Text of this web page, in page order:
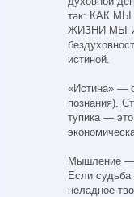
так: КАК
ЖИЗНИ МЫ И
истиной.
«Истина» —
познания).
тупика —
Мышление —
Если судьба
неладное